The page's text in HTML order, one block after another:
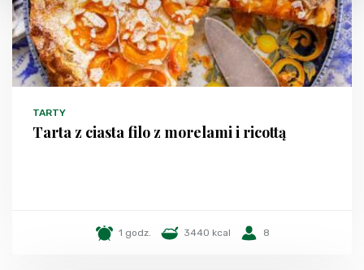
TARTY
Tarta z ciasta filo z morelami i ricottą
1 godz. 3440 kcal 8